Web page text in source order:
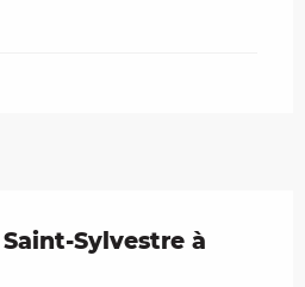
Sylvestre à